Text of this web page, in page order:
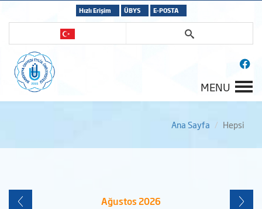
Hızlı Erişim ÜBYS E-POSTA
MENU
Ana Sayfa Hepsi
Ağustos2026